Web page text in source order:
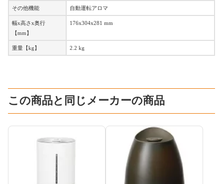
その他機能 自動運転アロマ
幅x高さx奥行
【mm】
176x304x281 mm
重量【kg】 2.2 kg
この商品と同じメーカーの商品